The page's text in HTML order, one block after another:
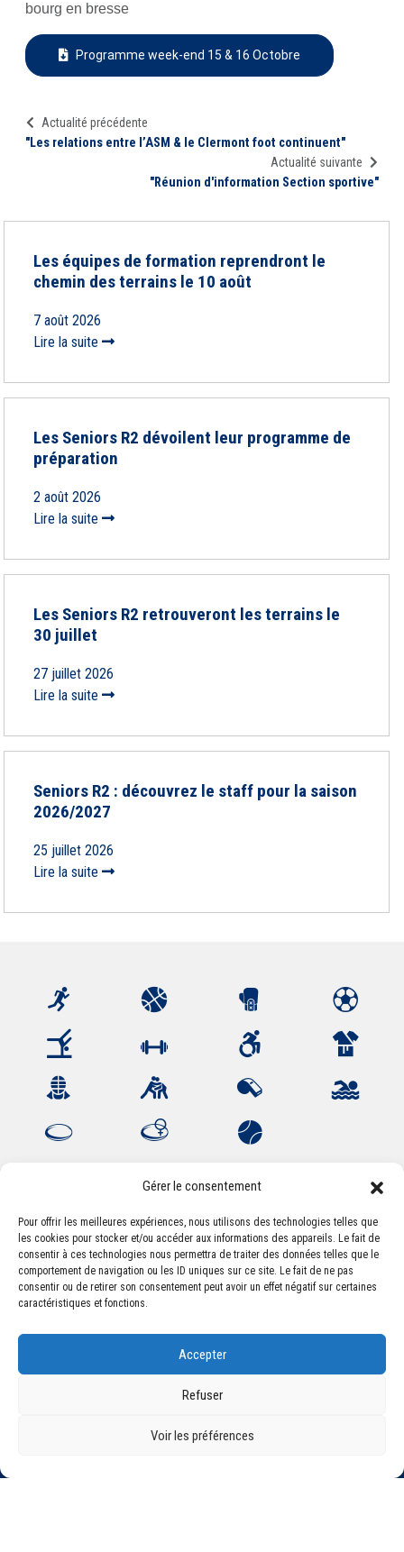
Gérer le consentement
Pour offrir les meilleures expériences, nous utilisons des technologies telles que
les cookies pour stocker et/ou accéder aux informations des appareils. Le fait de
consentir à ces technologies nous permettra de traiter des données telles que le
comportement de navigation ou les ID uniques sur ce site. Le fait de ne pas
consentir ou de retirer son consentement peut avoir un effet négatif sur certaines
caractéristiques et fonctions.
Accepter
Refuser
Voir les préférences
bourg en bresse
Programme week-end 15 & 16 Octobre
Actualité précédente
"Les relations entre l’ASM & le Clermont foot continuent"
Actualité suivante
"Réunion d'information Section sportive"
Les équipes de formation reprendront le
chemin des terrains le 10 août
7 août 2026
Lire la suite
Les Seniors R2 dévoilent leur programme de
préparation
2 août 2026
Lire la suite
Les Seniors R2 retrouveront les terrains le
30 juillet
27 juillet 2026
Lire la suite
Seniors R2 : découvrez le staff pour la saison
2026/2027
25 juillet 2026
Lire la suite
Association Sportive Montferrandaise
84, boulevard Léon Jouhaux
CS 80221 - 63021 Clermont-Ferrand Cedex 2
accueil@asm-omnisports.com